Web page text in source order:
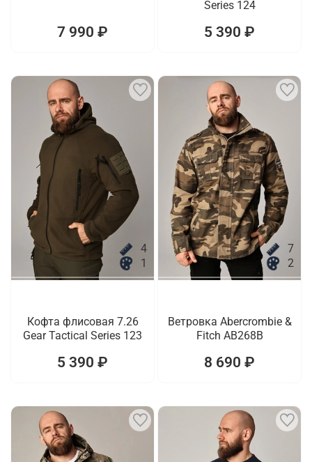
7 990 ₽
Series 124
5 390 ₽
4
1
Кофта флисовая 7.26
Gear Tactical Series 123
5 390 ₽
7
2
Ветровка Abercrombie &
Fitch AB268B
8 690 ₽